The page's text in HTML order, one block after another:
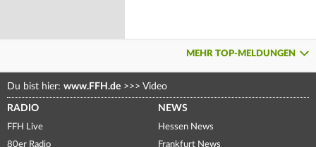
MEHR TOP-MELDUNGEN
Du bist hier: www.FFH.de >>> Video
RADIO
FFH Live
80er Radio
NEWS
Hessen News
Frankfurt News